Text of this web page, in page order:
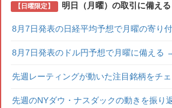
【日曜限定】 明日（月曜）の取引に備え
8月7日発表の日経平均予想で月曜の寄り
8月7日発表のドル円予想で月曜に備える
先週レーティングが動いた注目銘柄をチ
先週のNYダウ・ナスダックの動きを振り